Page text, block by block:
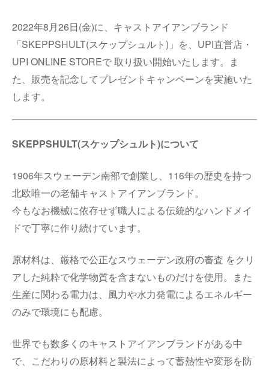
2022年8月26日(金)に、キャストアイアンブランド
「SKEPPSHULT(スケップシュルト)」を、UPI直営店・
UPI ONLINE STOREで 取り扱い開始いたします。ま
た、販売を記念してプレゼントキャンペーンを実施いた
します。
SKEPPSHULT(スケップシュルト)について
1906年スウェーデン南部で創業し、116年の歴史を持つ
北欧唯一の老舗キャストアイアンブランド。
今もなお機械に依存せず職人による伝統的なハンドメイ
ドで丁寧に作り続けています。
原材料は、厳格で公正なスウェーデン政府の審査 をクリ
アした純粋で化学物質を含まないものだけを使用。また
生産に関わる電力は、風力や水力発電によるエネルギー
のみで環境にも配慮。
世界でも数多くのキャストアイアンブランドがある中
で、こだわりの原材料と製法によって蓄熱性や変形を防